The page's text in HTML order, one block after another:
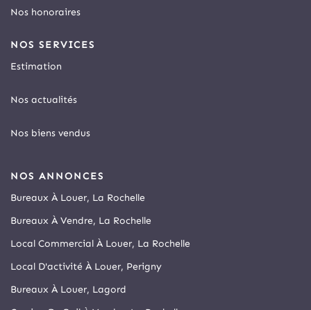
Nos honoraires
NOS SERVICES
Estimation
Nos actualités
Nos biens vendus
NOS ANNONCES
Bureaux À Louer, La Rochelle
Bureaux À Vendre, La Rochelle
Local Commercial À Louer, La Rochelle
Local D'activité À Louer, Perigny
Bureaux À Louer, Lagord